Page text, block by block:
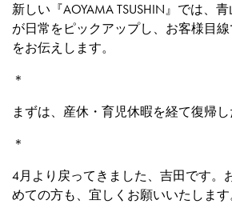
新しい『AOYAMA TSUSHIN』では、
が日常をピックアップし、お客様目
をお伝えします。
＊
まずは、産休・育児休暇を経て復帰し
＊
4月より戻ってきました、吉田です。
めての方も、宜しくお願いいたします